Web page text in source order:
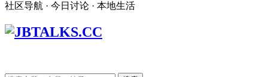
社区导航 · 今日讨论 · 本地生活